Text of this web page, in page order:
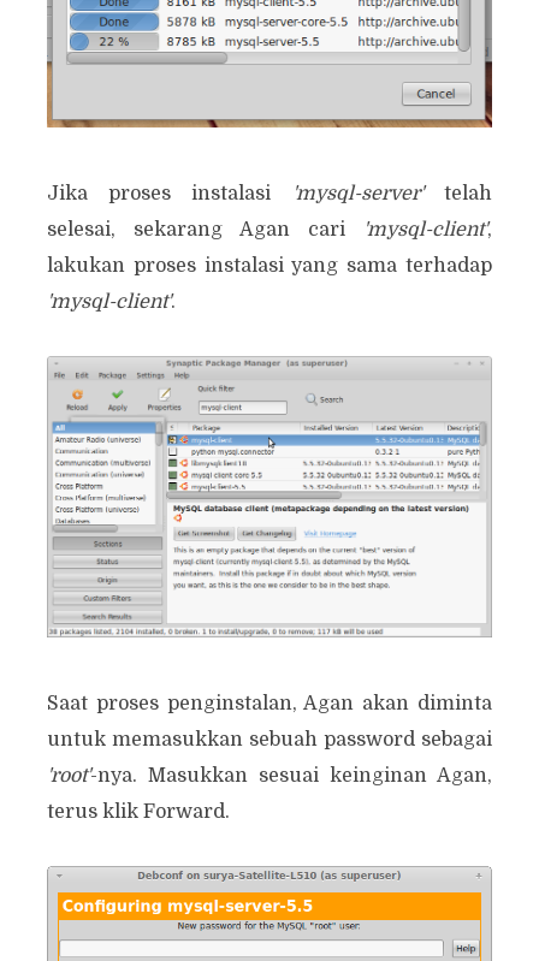
Jika proses instalasi 'mysql-server'telah
selesai, sekarang Agan cari
'mysql-client',
lakukan proses instalasi yang sama terhadap
'mysql-client'.
Saat proses penginstalan, Agan akan diminta
untuk memasukkan sebuah password sebagai
'root'-nya. Masukkan sesuai keinginan Agan,
terus klik Forward.